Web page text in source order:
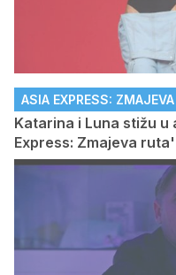
ASIA EXPRESS:
Katarina i Luna stižu
Express: Zmajeva